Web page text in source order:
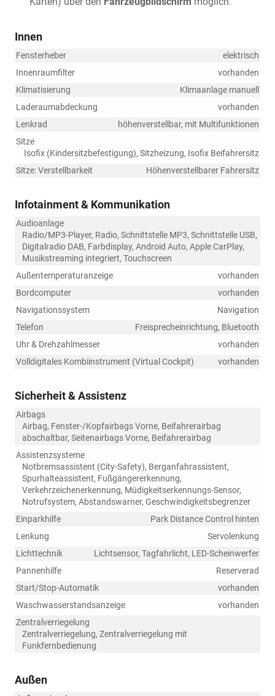
Innen
Fensterheber
elektrisch
Innenraumfilter
vorhanden
Klimatisierung
Klimaanlage manuell
Laderaumabdeckung
vorhanden
Lenkrad
höhenverstellbar, mit Multifunktionen
Sitze
Isofix (Kindersitzbefestigung), Sitzheizung, Isofix Beifahrersitz
Sitze: Verstellbarkeit
Höhenverstellbarer Fahrersitz
Infotainment & Kommunikation
Audioanlage
Radio/MP3-Player, Radio, Schnittstelle MP3, Schnittstelle USB,
Digitalradio DAB, Farbdisplay, Android Auto, Apple CarPlay,
Musikstreaming integriert, Touchscreen
Außentemperaturanzeige
vorhanden
Bordcomputer
vorhanden
Navigationssystem
Navigation
Telefon
Freisprecheinrichtung, Bluetooth
Uhr & Drehzahlmesser
vorhanden
Volldigitales Kombiinstrument (Virtual Cockpit)
vorhanden
Sicherheit & Assistenz
Airbags
Airbag, Fenster-/Kopfairbags Vorne, Beifahrerairbag
abschaltbar, Seitenairbags Vorne, Beifahrerairbag
Assistenzsysteme
Notbremsassistent (City-Safety), Berganfahrassistent,
Spurhalteassistent, Fußgängererkennung,
Verkehrzeichenerkennung, Müdigkeitserkennungs-Sensor,
Notrufsystem, Abstandswarner, Geschwindigkeitsbegrenzer
Einparkhilfe
Park Distance Control hinten
Lenkung
Servolenkung
Lichttechnik
Lichtsensor, Tagfahrlicht, LED-Scheinwerfer
Pannenhilfe
Reserverad
Start/Stop-Automatik
vorhanden
Waschwasserstandsanzeige
vorhanden
Zentralverriegelung
Zentralverriegelung, Zentralverriegelung mit
Funkfernbedienung
Außen